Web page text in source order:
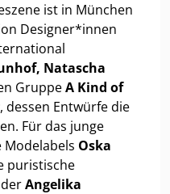
ist in München
Designer*innen
Natascha
GruppeA Kind of
, dessen Entwürfe die
Für das junge
Modelabels Oska
puristische
Angelika